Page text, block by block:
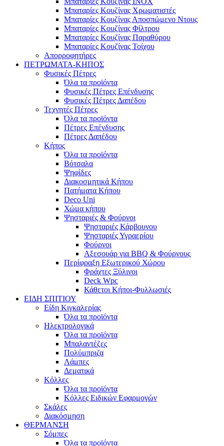
Μπαταρίες Κουζίνας Χρωματιστές
Μπαταρίες Κουζίνας Αποσπώμενο Ντους
Μπαταρίες Κουζίνας Φίλτρου
Μπαταρίες Κουζίνας Παραθύρου
Μπαταρίες Κουζίνας Τοίχου
Απορροφητήρες
ΠΕΤΡΩΜΑΤΑ-ΚΗΠΟΣ
Φυσικές Πέτρες
Όλα τα προϊόντα
Φυσικές Πέτρες Επένδυσης
Φυσικές Πέτρες Δαπέδου
Τεχνητές Πέτρες
Όλα τα προϊόντα
Πέτρες Επένδυσης
Πέτρες Δαπέδου
Κήπος
Όλα τα προϊόντα
Βότσαλα
Ψηφίδες
Διακοσμητικά Κήπου
Πατήματα Κήπου
Deco Uni
Χώμα κήπου
Ψησταριές & Φούρνοι
Ψησταριές Κάρβουνου
Ψησταριές Υγραερίου
Φούρνοι
Αξεσουάρ για BBQ & Φούρνους
Περίφραξη Εξωτερικού Χώρου
Φράχτες Ξύλινοι
Deck Wpc
Κάθετοι Κήποι-Φυλλωσιές
ΕΙΔΗ ΣΠΙΤΙΟΥ
Είδη Κιγκαλερίας
Όλα τα προϊόντα
Ηλεκτρολογικά
Όλα τα προϊόντα
Μπαλαντέζες
Πολύμπριζα
Λάμπες
Δεματικά
Κόλλες
Όλα τα προϊόντα
Κόλλες Ειδικών Εφαρμογών
Σκάλες
Διακόσμηση
ΘΕΡΜΑΝΣΗ
Σόμπες
Όλα τα προϊόντα